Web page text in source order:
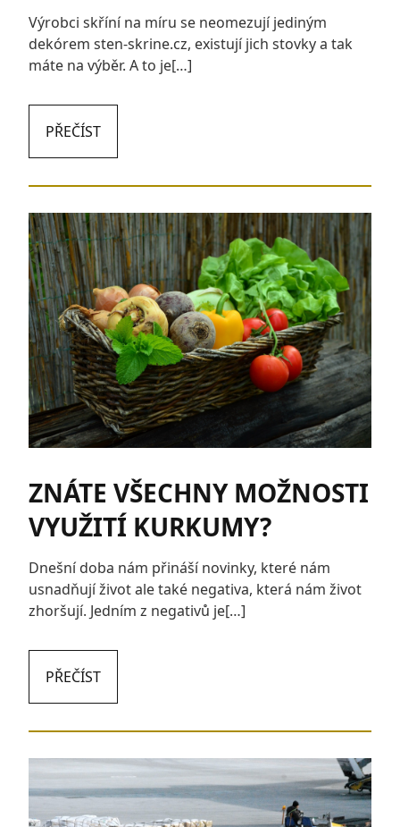
Výrobci skříní na míru se neomezují jediným
dekórem sten-skrine.cz, existují jich stovky a tak
máte na výběr. A to je[…]
PŘEČÍST
ZNÁTE VŠECHNY MOŽNOSTI
VYUŽITÍ KURKUMY?
Dnešní doba nám přináší novinky, které nám
usnadňují život ale také negativa, která nám život
zhoršují. Jedním z negativů je[…]
PŘEČÍST